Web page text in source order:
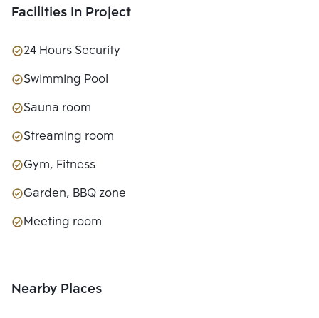
Facilities In Project
24 Hours Security
Swimming Pool
Sauna room
Streaming room
Gym, Fitness
Garden, BBQ zone
Meeting room
Nearby Places